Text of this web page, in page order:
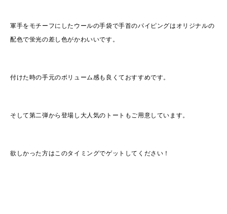
軍手をモチーフにしたウールの手袋で手首のパイピングはオリジナルの
配色で蛍光の差し色がかわいいです。
付けた時の手元のボリューム感も良くておすすめです。
そして第二弾から登場し大人気のトートもご用意しています。
欲しかった方はこのタイミングでゲットしてください！